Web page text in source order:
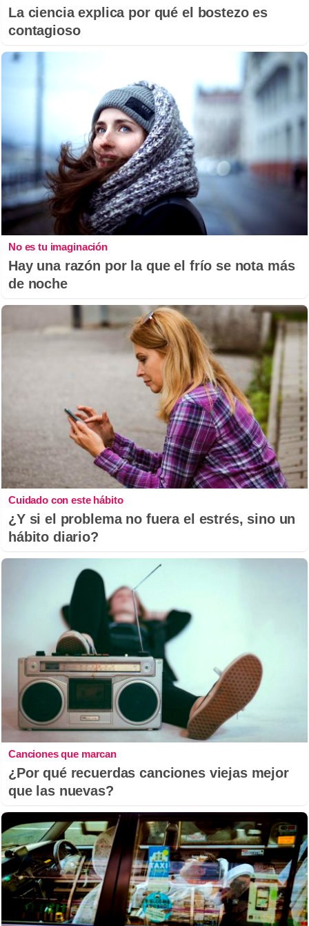
La ciencia explica por qué el bostezo es
contagioso
No es tu imaginación
Hay una razón por la que el frío se nota más
de noche
Cuidado con este hábito
¿Y si el problema no fuera el estrés, sino un
hábito diario?
Canciones que marcan
¿Por qué recuerdas canciones viejas mejor
que las nuevas?